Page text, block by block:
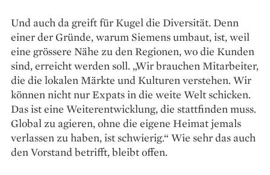
Und auch da greift für Kugel die Diversität. Denn
einer der Gründe, warum Siemens umbaut, ist, weil
eine grössere Nähe zu den Regionen, wo die Kunden
sind, erreicht werden soll. „Wir brauchen Mitarbeiter,
die die lokalen Märkte und Kulturen verstehen. Wir
können nicht nur Expats in die weite Welt schicken.
Das ist eine Weiterentwicklung, die stattfinden muss.
Global zu agieren, ohne die eigene Heimat jemals
verlassen zu haben, ist schwierig.“ Wie sehr das auch
den Vorstand betrifft, bleibt offen.